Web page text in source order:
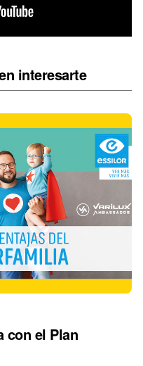
interesarte
con el Plan